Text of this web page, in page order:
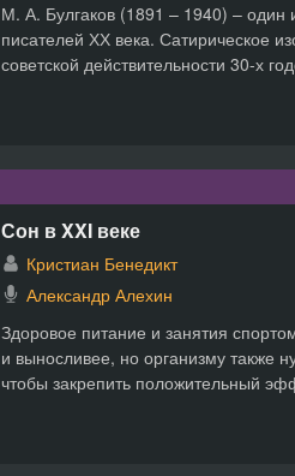
М. А. Булгаков (1891 – 1940) – один
писателей ХХ века. Сатирическое
советской действительности 30-х
Сон в XXI веке
Кристиан Бенедикт
Александр Алехин
Здоровое питание и занятия
и выносливее, но организму также
чтобы закрепить положительный